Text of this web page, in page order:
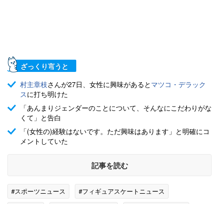
ざっくり言うと
村主章枝さんが27日、女性に興味があると マツコ・デラック
スに打ち明けた
「あんまりジェンダーのことについて、そんなにこだわりがな
くて」と告白
「(女性の)経験はないです。ただ興味はあります」と明確にコ
メントしていた
記事を読む
#スポーツニュース
#フィギュアスケートニュース